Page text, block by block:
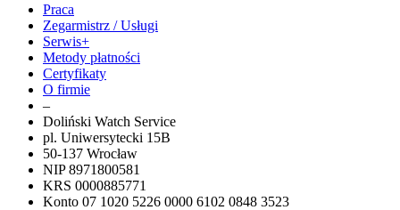
Praca
Zegarmistrz / Usługi
Serwis+
Metody płatności
Certyfikaty
O firmie
–
Doliński Watch Service
pl. Uniwersytecki 15B
50-137 Wrocław
NIP 8971800581
KRS 0000885771
Konto 07 1020 5226 0000 6102 0848 3523